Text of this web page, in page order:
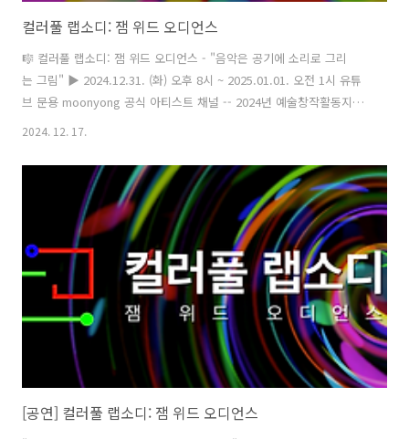
컬러풀 랩소디: 잼 위드 오디언스
🎼 컬러풀 랩소디: 잼 위드 오디언스 - "음악은 공기에 소리로 그리
는 그림" ▶️ 2024.12.31. (화) 오후 8시 ~ 2025.01.01. 오전 1시 유튜
브 문용 moonyong 공식 아티스트 채널 -- 2024년 예술창작활동지원
사업 선정 프로젝트 #컬러풀랩소디 #잼위드오디언스 #피아니스트문
력 도봉문화재단 평화문화진지 [ 트레일러 영상:
https://youtu.be/6c9Lf5Xjdpc?feature=shared ]
2024. 12. 17.
[공연] 컬러풀 랩소디: 잼 위드 오디언스